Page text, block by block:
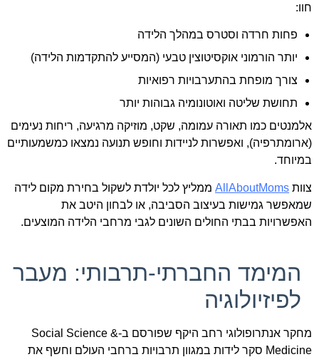
חוו:
פחות חרדה וסטרס במהלך הלידה
יותר הורמוני אוקסיטוצין טבעי (המסייע להתקדמות הלידה)
צורך מופחת בהתערבויות רפואיות
תחושת שליטה ואוטונומיה גבוהות יותר
אלמנטים כמו תאורה עמומה, שקט, מוזיקה מרגיעה, ריחות נעימים
(ארומתרפיה), ואפשרות לניידות וחופש תנועה נמצאו כמשמעותיים
במיוחד.
צוות AllAboutMoms ממליץ לכל יולדת לשקול בחירת מקום לידה
שמאפשר גמישות בעיצוב הסביבה, או לבחון היטב את
האפשרויות בבתי החולים השונים לגבי מרחבי הלידה המוצעים.
המימד החברתי-תרבותי: מעבר
לפיזיולוגיה
מחקר אנתרופולוגי רחב היקף שפורסם ב-Social Science &
Medicine סקר לידות במגוון תרבויות ברחבי העולם וחשף את